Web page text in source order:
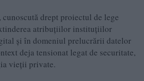
drept proiectul de lege
atribuțiilor instituțiilor
și în domeniul prelucrării datelor
deja tensionat legat de securitate,
vieții private.